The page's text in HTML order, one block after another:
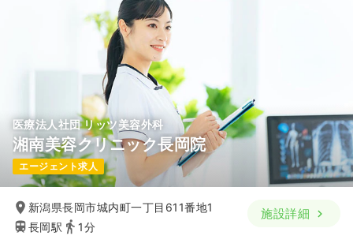
医療法人社団 リッツ美容外科
湘南美容クリニック長岡院
エージェント求人
新潟県長岡市城内町一丁目611番地1
長岡駅
1分
施設詳細